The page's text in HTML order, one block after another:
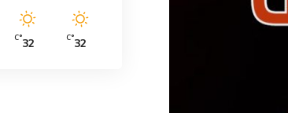
32
°C
32
°C